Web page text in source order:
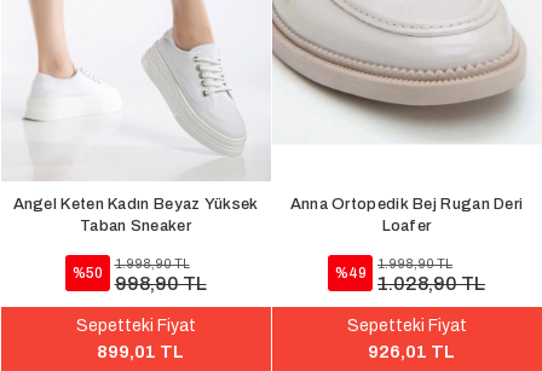
Angel Keten Kadın Beyaz Yüksek
Taban Sneaker
%50
1.998,90 TL
998,90 TL
Sepetteki Fiyat
899,01 TL
Anna Ortopedik Bej Rugan Deri
Loafer
%49
1.998,90 TL
1.028,90 TL
Sepetteki Fiyat
926,01 TL